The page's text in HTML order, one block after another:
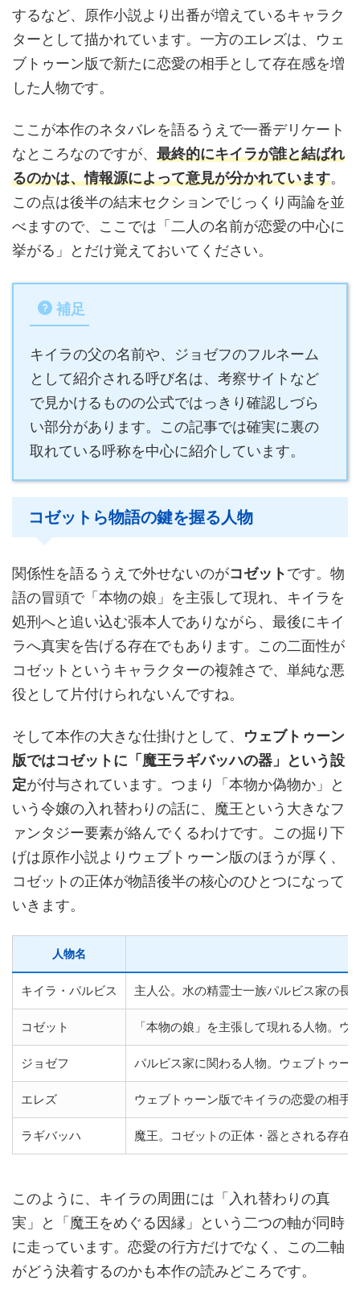
するなど、原作小説より出番が増えているキャラク
ターとして描かれています。一方のエレズは、ウェ
ブトゥーン版で新たに恋愛の相手として存在感を増
した人物です。
ここが本作のネタバレを語るうえで一番デリケート
なところなのですが、 最終的にキイラが誰と結ばれ
るのかは、情報源によって意見が分かれています。
この点は後半の結末セクションでじっくり両論を並
べますので、ここでは「二人の名前が恋愛の中心に
挙がる」とだけ覚えておいてください。
補足
キイラの父の名前や、ジョゼフのフルネーム
として紹介される呼び名は、考察サイトなど
で見かけるものの公式ではっきり確認しづら
い部分があります。この記事では確実に裏の
取れている呼称を中心に紹介しています。
コゼットら物語の鍵を握る人物
関係性を語るうえで外せないのがコゼットです。物
語の冒頭で「本物の娘」を主張して現れ、キイラを
処刑へと追い込む張本人でありながら、最後にキイ
ラへ真実を告げる存在でもあります。この二面性が
コゼットというキャラクターの複雑さで、単純な悪
役として片付けられないんですね。
そして本作の大きな仕掛けとして、 ウェブトゥーン
版ではコゼットに「魔王ラギバッハの器」という設
定が付与されています。つまり「本物か偽物か」と
いう令嬢の入れ替わりの話に、魔王という大きなフ
ァンタジー要素が絡んでくるわけです。この掘り下
げは原作小説よりウェブトゥーン版のほうが厚く、
コゼットの正体が物語後半の核心のひとつになって
いきます。
人物名
キイラ・パルビス 主人公。水の精霊士一族パルビス家の長
コゼット 「本物の娘」を主張して現れる人物。
ジョゼフ パルビス家に関わる人物。ウェブトゥー
エレズ ウェブトゥーン版でキイラの恋愛の相手
ラギバッハ 魔王。コゼットの正体・器とされる存在
このように、キイラの周囲には「入れ替わりの真
実」と「魔王をめぐる因縁」という二つの軸が同時
に走っています。恋愛の行方だけでなく、この二軸
がどう決着するのかも本作の読みどころです。